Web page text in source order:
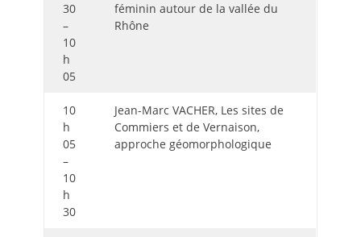
30
–
10
h
05
féminin autour de la vallée du
Rhône
10
h
05
–
10
h
30
Jean-Marc VACHER, Les sites de
Commiers et de Vernaison,
approche géomorphologique